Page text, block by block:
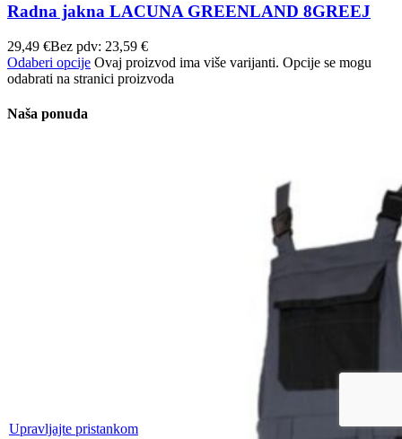
Radna jakna LACUNA GREENLAND 8GREEJ
29,49 €Bez pdv: 23,59 €
Odaberi opcije Ovaj proizvod ima više varijanti. Opcije se mogu
odabrati na stranici proizvoda
Naša ponuda
Upravljajte pristankom